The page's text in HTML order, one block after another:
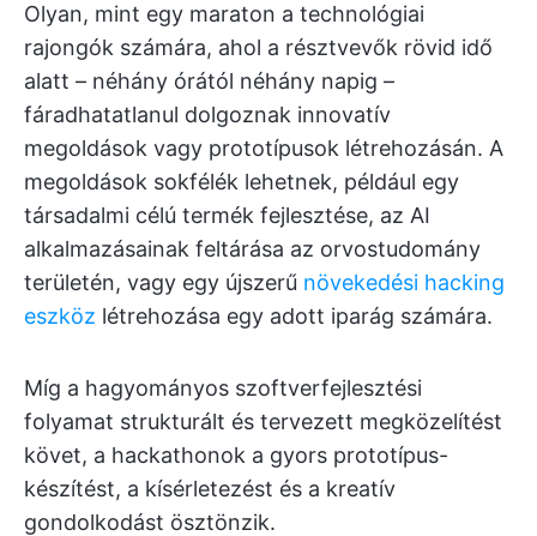
Olyan, mint egy maraton a technológiai
rajongók számára, ahol a résztvevők rövid idő
alatt – néhány órától néhány napig –
fáradhatatlanul dolgoznak innovatív
megoldások vagy prototípusok létrehozásán. A
megoldások sokfélék lehetnek, például egy
társadalmi célú termék fejlesztése, az AI
alkalmazásainak feltárása az orvostudomány
területén, vagy egy újszerű növekedési hacking
eszköz létrehozása egy adott iparág számára.
Míg a hagyományos szoftverfejlesztési
folyamat strukturált és tervezett megközelítést
követ, a hackathonok a gyors prototípus-
készítést, a kísérletezést és a kreatív
gondolkodást ösztönzik.